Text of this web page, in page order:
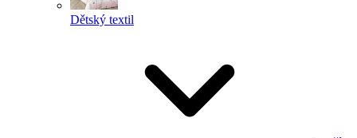
Dětský textil